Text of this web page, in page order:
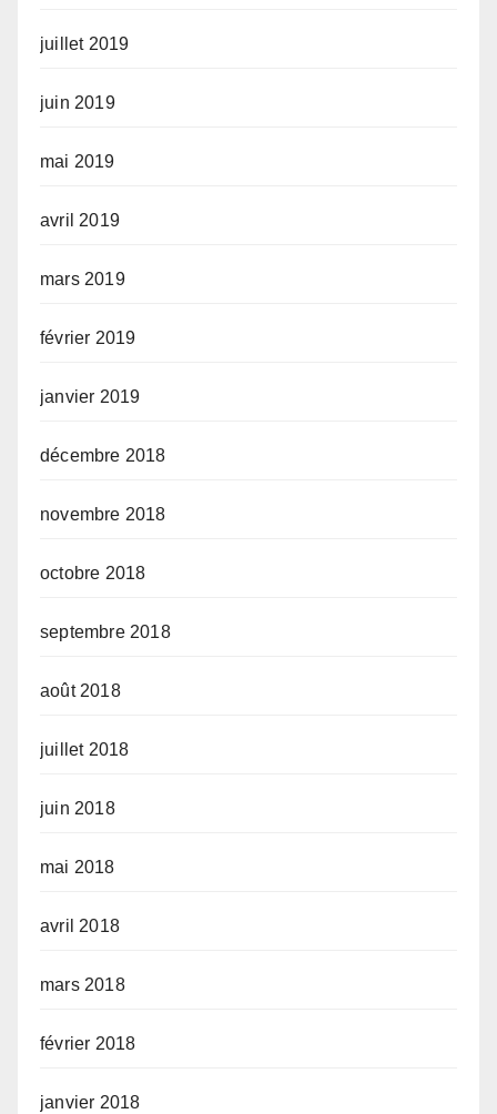
juillet 2019
juin 2019
mai 2019
avril 2019
mars 2019
février 2019
janvier 2019
décembre 2018
novembre 2018
octobre 2018
septembre 2018
août 2018
juillet 2018
juin 2018
mai 2018
avril 2018
mars 2018
février 2018
janvier 2018